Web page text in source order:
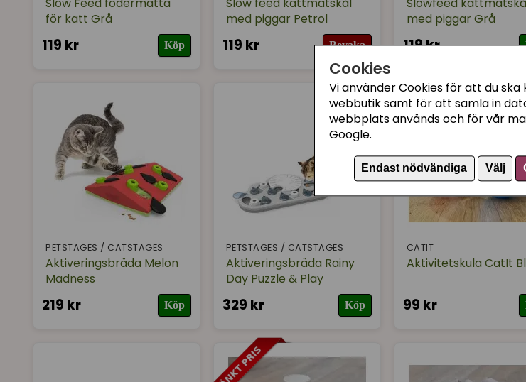
Cookies
Vi använder Cookies för att du ska
webbutik samt för att samla in
webbplats används och för vår
Google.
Endast nödvändiga Välj
Slow Feed fodermatta
för katt Grå
119 kr Köp
Slow feed kattmatskål
med piggar Petrol
119 kr Bevaka
Slowfeed
med piggar Grå
119 kr
PETSTAGES / CATSTAGES
Aktiveringsbräda Melon
Madness
219 kr Köp
PETSTAGES / CATSTAGES
Aktiveringsbräda Rainy
Day Puzzle & Play
329 kr Köp
CATIT
Aktivitetskula CatIt
99 kr